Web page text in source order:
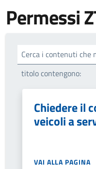
Permessi
Cerca i contenuti che
titolo contengono:
Chiedere il
veicoli a
VAI ALLA PAGINA